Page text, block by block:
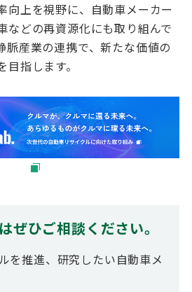
向上を視野に、自動車メーカー
などの再資源化にも取り組んで
脈産業の連携で、新たな価値の
指します。
ぜひご相談ください。
を推進、研究したい自動車メ